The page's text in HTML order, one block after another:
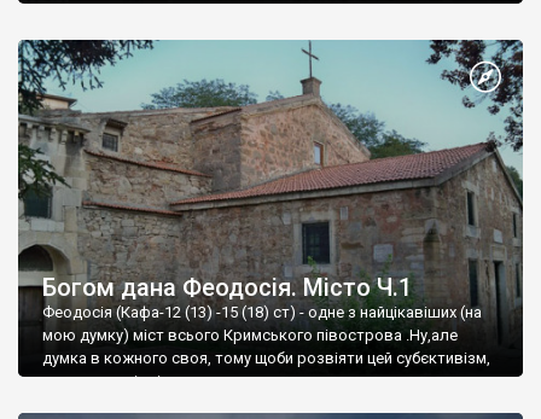
Богом дана Феодосія. Місто Ч.1
Феодосія (Кафа-12 (13) -15 (18) ст) - одне з найцікавіших (на
мою думку) міст всього Кримського півострова .Ну,але
думка в кожного своя, тому щоби розвіяти цей субєктивізм,
запрошую відвідати це